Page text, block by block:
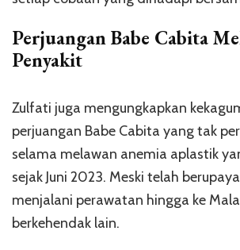
Perjuangan Babe Cabita
Penyakit
Zulfati juga mengungkapkan
perjuangan Babe Cabita yang tak
selama melawan anemia aplastik
sejak Juni 2023. Meski telah
menjalani perawatan hingga ke
berkehendak lain.